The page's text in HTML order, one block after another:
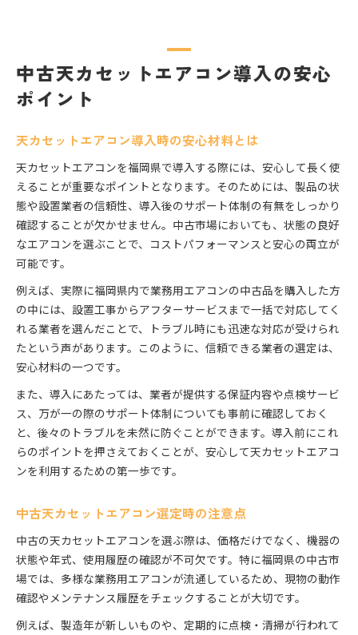
中古天カセットエアコン導入の安心
ポイント
天カセットエアコン導入時の安心材料とは
天カセットエアコンを福岡県で導入する際には、安心して長く使
えることが重要なポイントとなります。そのためには、製品の状
態や設置業者の信頼性、導入後のサポート体制の有無をしっかり
確認することが欠かせません。中古市場においても、状態の良好
なエアコンを選ぶことで、コストパフォーマンスと安心の両立が
可能です。
例えば、実際に福岡県内で業務用エアコンの中古品を購入した方
の中には、設置工事からアフターサービスまで一括で対応してく
れる業者を選んだことで、トラブル時にも迅速な対応が受けられ
たという声があります。このように、信頼できる業者の選定は、
安心材料の一つです。
また、導入にあたっては、業者が提供する保証内容や点検サービ
ス、万が一の際のサポート体制についても事前に確認しておく
と、後々のトラブルを未然に防ぐことができます。導入前にこれ
らのポイントを押さえておくことが、安心して天カセットエアコ
ンを利用するための第一歩です。
中古天カセットエアコン選定時の注意点
中古の天カセットエアコンを選ぶ際は、価格だけでなく、機器の
状態や年式、使用履歴の確認が不可欠です。特に福岡県の中古市
場では、多様な業務用エアコンが流通しているため、現物の動作
確認やメンテナンス履歴をチェックすることが大切です。
例えば、製造年が新しいものや、定期的に点検・清掃が行われて